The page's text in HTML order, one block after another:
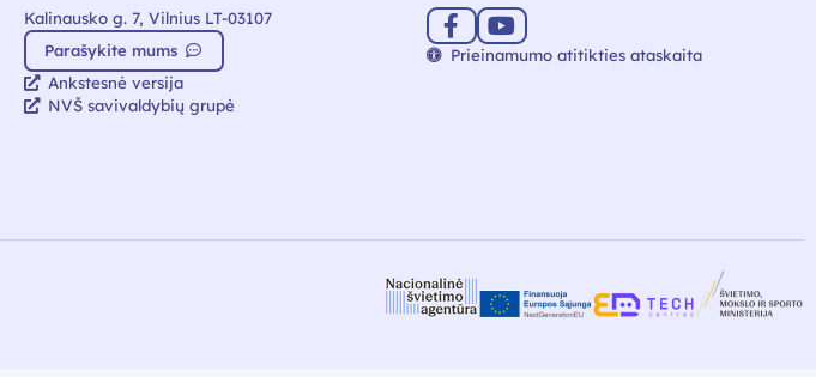
Kalinausko g. 7, Vilnius LT-03107
Parašykite mums
Ankstesnė versija
NVŠ savivaldybių grupė
Prieinamumo atitikties ataskaita